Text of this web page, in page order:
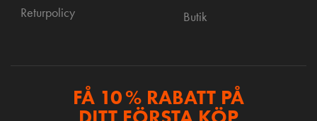
Returpolicy
Butik
FÅ 10 % RABATT PÅ